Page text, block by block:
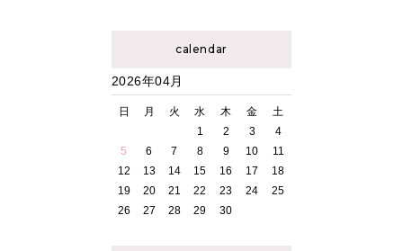
calendar
2026年04月
日 月 火 水 木 金
土
1
2 3
4
5
6 7 8 9 10
11
12
13 14 15 16 17
18
19
20 21 22 23 24
25
26
27 28 29 30